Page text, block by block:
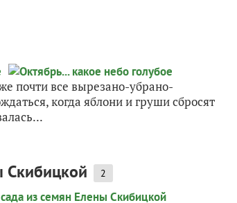
почти все вырезано-убрано-
когда яблони и груши сбросят
Скибицкой 2